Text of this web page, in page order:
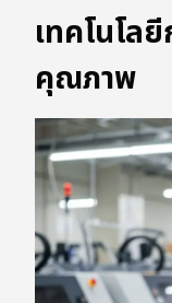
เทคโนโล
คุณภาพ